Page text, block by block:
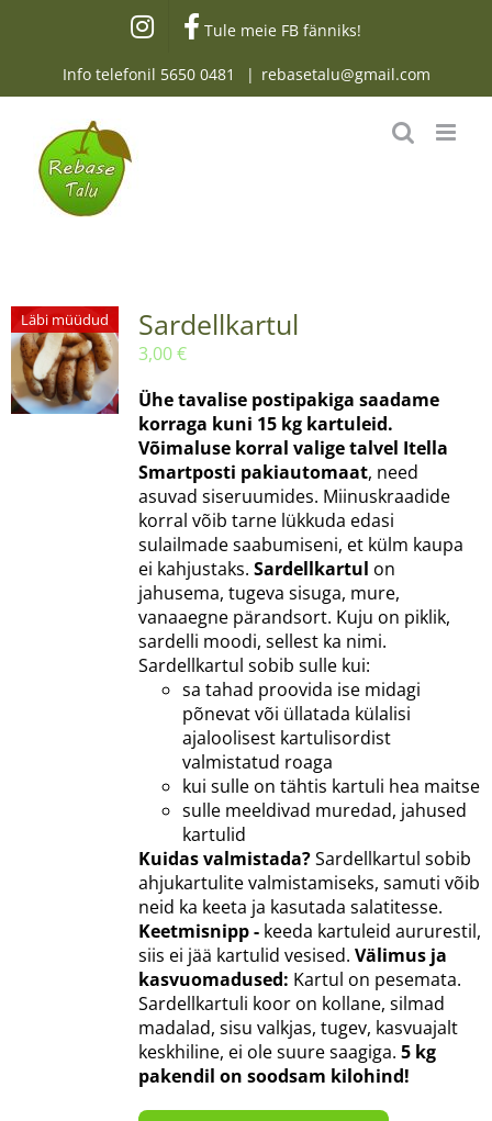
Tule meie FB fänniks!
Info telefonil 5650 0481 | rebasetalu@gmail.com
Läbi müüdud Sardellkartul
3,00€
Ühe tavalise postipakiga saadame
korraga kuni 15 kg kartuleid.
Võimaluse korral valige talvel Itella
Smartposti pakiautomaat, need
asuvad siseruumides. Miinuskraadide
korral võib tarne lükkuda edasi
sulailmade saabumiseni, et külm kaupa
ei kahjustaks. Sardellkartul on
jahusema, tugeva sisuga, mure,
vanaaegne pärandsort. Kuju on piklik,
sardelli moodi, sellest ka nimi.
Sardellkartul sobib sulle kui:
sa tahad proovida ise midagi
põnevat või üllatada külalisi
ajaloolisest kartulisordist
valmistatud roaga
kui sulle on tähtis kartuli hea maitse
sulle meeldivad muredad, jahused
kartulid
Kuidas valmistada?Sardellkartul sobib
ahjukartulite valmistamiseks, samuti võib
neid ka keeta ja kasutada salatitesse.
Keetmisnipp - keeda kartuleid aururestil,
siis ei jää kartulid vesised. Välimus ja
kasvuomadused: Kartul on pesemata.
Sardellkartuli koor on kollane, silmad
madalad, sisu valkjas, tugev, kasvuajalt
keskhiline, ei ole suure saagiga. 5 kg
pakendil on soodsam kilohind!